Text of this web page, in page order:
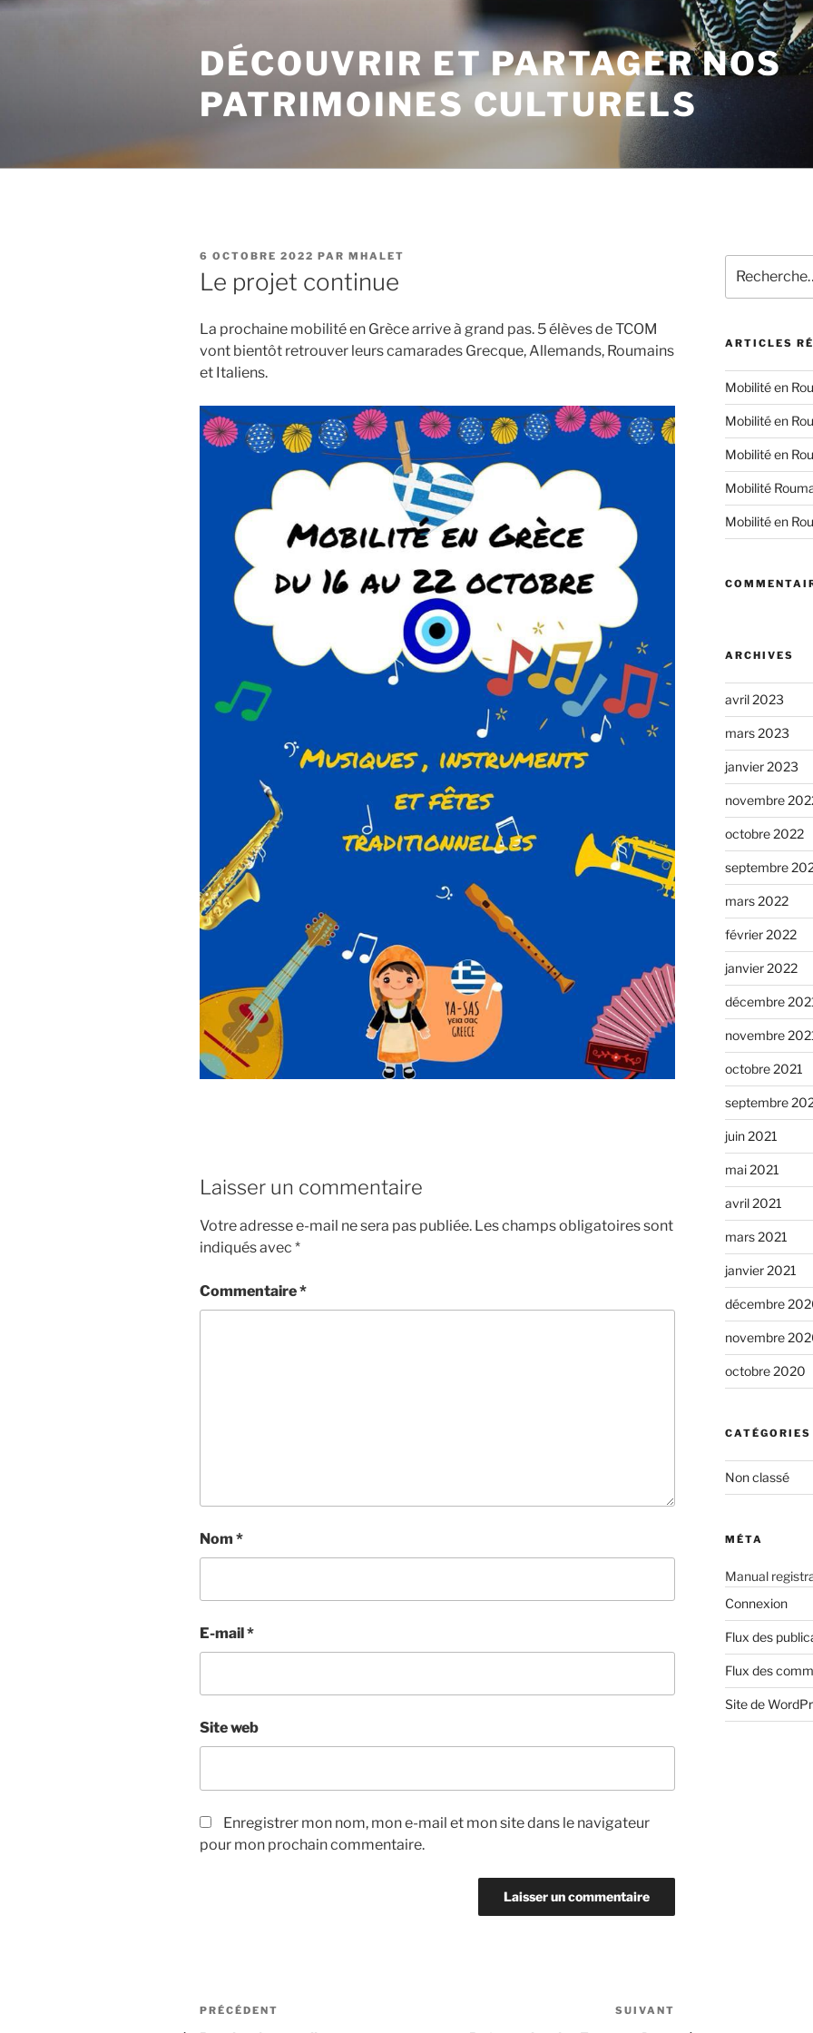
Aller
DÉCOUVRIR ET PARTAGER NOS
PATRIMOINES CULTURELS
PUBLIÉ
LE
6 OCTOBRE 2022 PAR MHALET
Le projet continue
La prochaine mobilité en Grèce arrive à grand pas. 5 élèves de TCOM
vont bientôt retrouver leurs camarades Grecque, Allemands, Roumains
et Italiens.
Laisser un commentaire
Votre adresse e-mail ne sera pas publiée. Les champs obligatoires sont
indiqués avec *
Commentaire*
Nom *
E-mail*
Site web
Enregistrer mon nom, mon e-mail et mon site dans le navigateur
pour mon prochain commentaire.
Navigation
Article
PRÉCÉDENT SUIVANT
pour
:
ARTICLES
Mobilité en
Mobilité en
Mobilité en
Mobilité
Mobilité en
ARCHIVES
avril 2023
mars 2023
janvier 2023
novembre
octobre 2022
septembre
mars 2022
février 2022
janvier 2022
décembre
novembre
octobre 2021
septembre
juin 2021
mai 2021
avril 2021
mars 2021
janvier 2021
décembre
novembre
octobre 2020
CATÉGORIES
Non classé
MÉTA
Manual
Connexion
Flux des
Flux des
Site de